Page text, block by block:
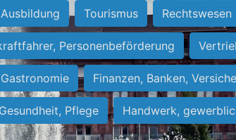
Tourismus Rechtswesen
Personenbeförderung
Gastronomie Finanzen, Banken,
Pflege Handwerk,